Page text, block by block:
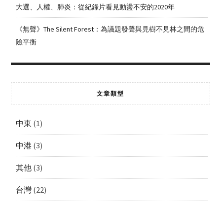
大選、人權、肺炎：從紀錄片看見動盪不安的2020年
《無聲》The Silent Forest：為議題發聲與見樹不見林之間的危
險平衡
文章類型
中東 (1)
中港 (3)
其他(3)
台灣(22)